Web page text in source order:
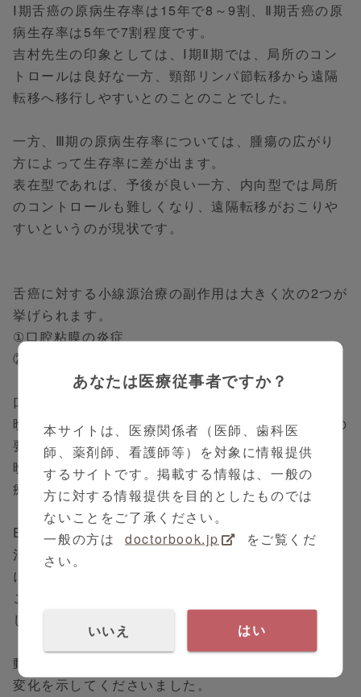
Ⅰ期舌癌の原病生存率は15年で8～9割、Ⅱ期舌癌の原
病生存率は5年で7割程度です。
吉村先生の印象としては、Ⅰ期Ⅱ期では、局所のコン
トロールは良好な一方、頸部リンパ節転移から遠隔
転移へ移行しやすいとのことのことでした。
一方、Ⅲ期の原病生存率については、腫瘍の広がり
方によって生存率に差が出ます。
表在型であれば、予後が良い一方、内向型では局所
のコントロールも難しくなり、遠隔転移がおこりや
すいというのが現状です。
舌癌に対する小線源治療の副作用は大きく次の2つが
挙げられます。
①口腔粘膜の炎症
②顎骨壊死
口腔粘膜の炎症は、治療直後は必発といえますが、
晩期まで継続するケースが約3割みられます。治療の
要不要は患者によってさまざまです。
晩期の顎骨壊死については、内科的治療、外科的治
療を要するケースもあります。
EORTC QLQ-HN35を用いた、舌癌に対する小線源
治療後のQOLに関する調査では、嚥下、食事、会話
について改善したという報告が得られました。
この調査結果では、治療後の早期からQOLが改善
し、治療法として有効であるといえます。
動画では、実際の症例の画像をまじえて治療前後の
変化を示してくださいました。
あなたは医療従事者ですか？
本サイトは、医療関係者（医師、歯科医
師、薬剤師、看護師等）を対象に情報提供
するサイトです。掲載する情報は、一般の
方に対する情報提供を目的としたものでは
ないことをご了承ください。
一般の方は
doctorbook.jp
をご覧くだ
さい。
いいえ はい